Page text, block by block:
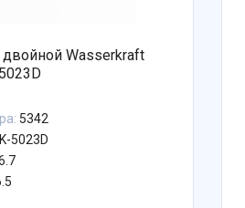
Wasserkraft
5342
K-5023D